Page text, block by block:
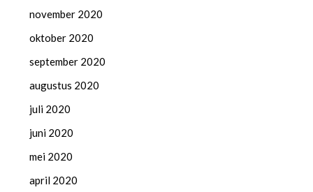
november 2020
oktober 2020
september 2020
augustus 2020
juli 2020
juni 2020
mei 2020
april 2020